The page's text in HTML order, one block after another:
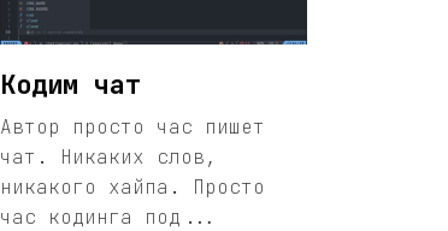
Кодим чат
Автор просто час пишет
чат. Никаких слов,
никакого хайпа. Просто
час кодинга под...